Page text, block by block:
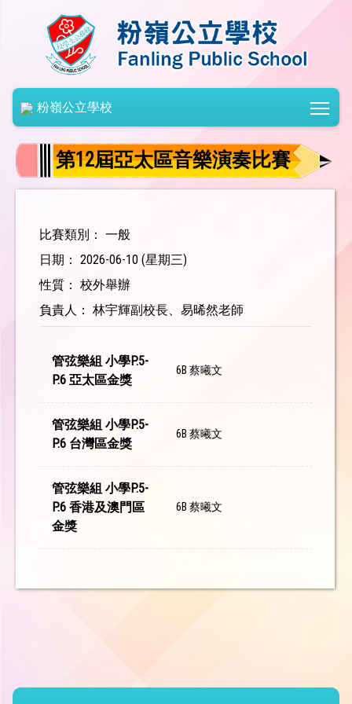
粉嶺公立學校
第12屆亞太區音樂演奏比賽
比賽類別： 一般
日期： 2026-06-10 (星期三)
性質： 校外舉辦
負責人： 林宇輝副校長、易晞然老師
管弦樂組 小學P.5-
P.6 亞太區金獎
6B 蔡曦文
管弦樂組 小學P.5-
P.6 台灣區金獎
6B 蔡曦文
管弦樂組 小學P.5-
P.6 香港及澳門區
金獎
6B 蔡曦文